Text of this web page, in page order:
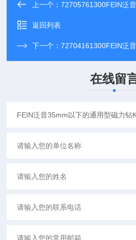
上一个：72705761300FEIN泛音小体
返回列表
下一个：72704161300FEIN泛音KBM
在线留